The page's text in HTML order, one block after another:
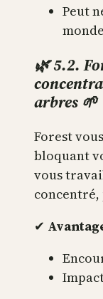
Peut
monde
🌿 5.2.
arbres 🌱
Forest
bloquant
vous
✔